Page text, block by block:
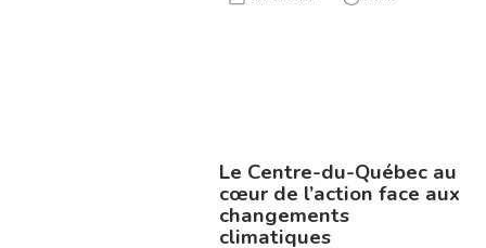
Le Centre-du-Québec au
cœur de l’action face aux
changements
climatiques